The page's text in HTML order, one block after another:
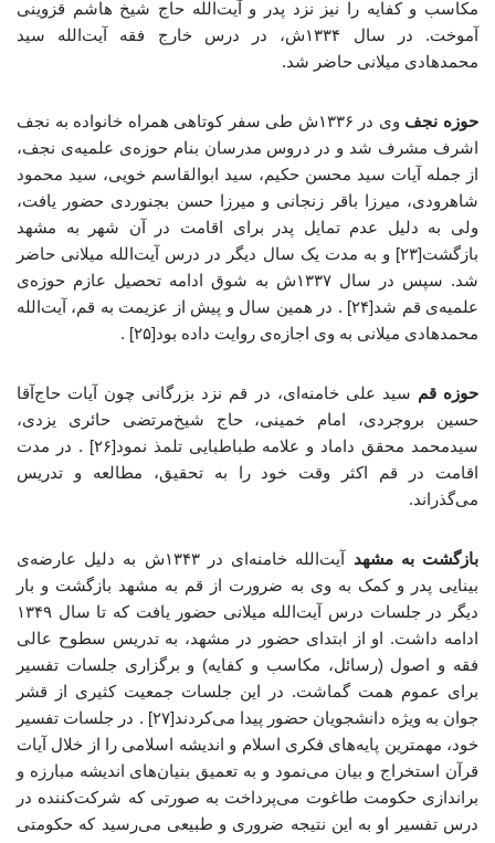
مکاسب و کفایه را نیز نزد پدر و آیت‌الله حاج شیخ هاشم قزوینی
آموخت. در سال ۱۳۳۴ش، در درس خارج فقه آیت‌الله سید
محمدهادی میلانی حاضر شد.
حوزه نجف
وی در ۱۳۳۶ش طی سفر کوتاهی همراه خانواده به نجف
اشرف مشرف شد و در دروس مدرسان بنام حوزه‌ی علمیه‌ی نجف،
از جمله آیات سید محسن حکیم، سید ابوالقاسم خویی، سید محمود
شاهرودی، میرزا باقر زنجانی و میرزا حسن بجنوردی حضور یافت،
ولی به دلیل عدم تمایل پدر برای اقامت در آن شهر به مشهد
بازگشت[۲۳] و به مدت یک سال دیگر در درس آیت‌الله میلانی حاضر
شد. سپس در سال ۱۳۳۷ش به شوق ادامه تحصیل عازم حوزه‌ی
علمیه‌ی قم شد[۲۴] . در همین سال و پیش از عزیمت به قم، آیت‌الله
محمدهادی میلانی به وی اجازه‌ی روایت داده بود[۲۵] .
حوزه قم سید علی خامنه‌ای، در قم نزد بزرگانی چون آیات حاج‌آقا
حسین بروجردی، ‌امام خمینی، حاج شیخ‌مرتضی حائری یزدی،
سیدمحمد محقق داماد و علامه طباطبایی تلمذ نمود[۲۶] . در مدت
اقامت در قم اکثر وقت خود را به تحقیق، مطالعه و تدریس
می‌گذراند.
بازگشت به مشهد
آیت‌الله خامنه‌ای در ۱۳۴۳ش به دلیل عارضه‌ی
بینایی پدر و کمک به وی به ضرورت از قم به مشهد بازگشت و بار
دیگر در جلسات درس آیت‌الله میلانی حضور یافت که تا سال ۱۳۴۹
ادامه داشت. او از ابتدای حضور در مشهد، به تدریس سطوح عالی
فقه و اصول (رسائل، مکاسب و کفایه) و برگزاری جلسات تفسیر
برای عموم همت گماشت. در این جلسات جمعیت کثیری از قشر
جوان به ویژه دانشجویان حضور پیدا می‌کردند[۲۷] . در جلسات تفسیر
خود، مهمترین پایه‌های فکری اسلام و اندیشه اسلامی را از خلال آیات
قرآن استخراج و بیان می‌نمود و به تعمیق بنیان‌های اندیشه مبارزه و
براندازی حکومت طاغوت می‌پرداخت به صورتی که شرکت‌کننده در
درس تفسیر او به این نتیجه ضروری و طبیعی می‌رسید که حکومتی